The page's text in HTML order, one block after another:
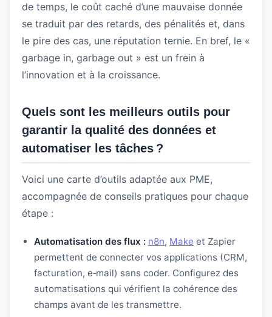
de temps, le coût caché d’une mauvaise donnée
se traduit par des retards, des pénalités et, dans
le pire des cas, une réputation ternie. En bref, le «
garbage in, garbage out » est un frein à
l’innovation et à la croissance.
Quels sont les meilleurs outils pour
garantir la qualité des données et
automatiser les tâches ?
Voici une carte d’outils adaptée aux PME,
accompagnée de conseils pratiques pour chaque
étape :
Automatisation des flux : n8n, Make et Zapier
permettent de connecter vos applications (CRM,
facturation, e‑mail) sans coder. Configurez des
automatisations qui vérifient la cohérence des
champs avant de les transmettre.